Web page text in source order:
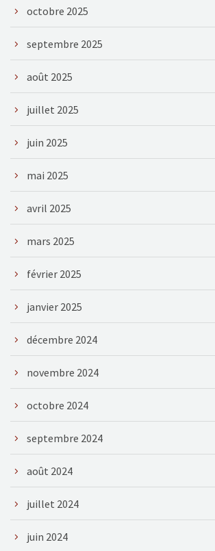
octobre 2025
septembre 2025
août 2025
juillet 2025
juin 2025
mai 2025
avril 2025
mars 2025
février 2025
janvier 2025
décembre 2024
novembre 2024
octobre 2024
septembre 2024
août 2024
juillet 2024
juin 2024